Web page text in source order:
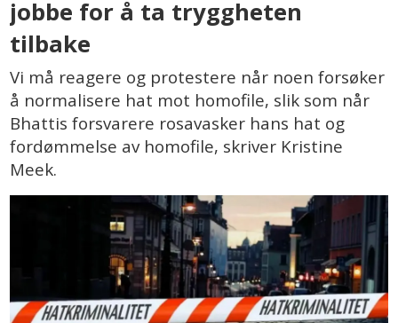
jobbe for å ta tryggheten
tilbake
Vi må reagere og protestere når noen forsøker
å normalisere hat mot homofile, slik som når
Bhattis forsvarere rosavasker hans hat og
fordømmelse av homofile, skriver Kristine
Meek.